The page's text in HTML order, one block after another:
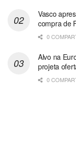
Vasco
compra de
0
Alvo na
projeta
0